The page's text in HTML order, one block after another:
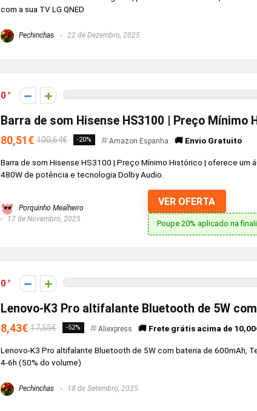
com a sua TV LG QNED
Pechinchas 22 de Dezembro, 2025
0
Barra de som Hisense HS3100 | Preço Mínimo
80,51€ 100,64€ -20% Amazon Espanha 🚚 Envio Gratuito
Barra de som Hisense HS3100 | Preço Mínimo Histórico | oferece um
480W de potência e tecnologia Dolby Audio.
Porquinho Mealheiro
17 de Novembro, 2025
VER OFERTA
Poupe 20% aplicado na
0
Lenovo-K3 Pro altifalante Bluetooth de 5W
8,43€ 17,55€ -52% Aliexpress 🚚 Frete grátis acima de
Lenovo-K3 Pro altifalante Bluetooth de 5W com bateria de 600mAh,
4-6h (50% do volume)
Pechinchas 18 de Setembro, 2025